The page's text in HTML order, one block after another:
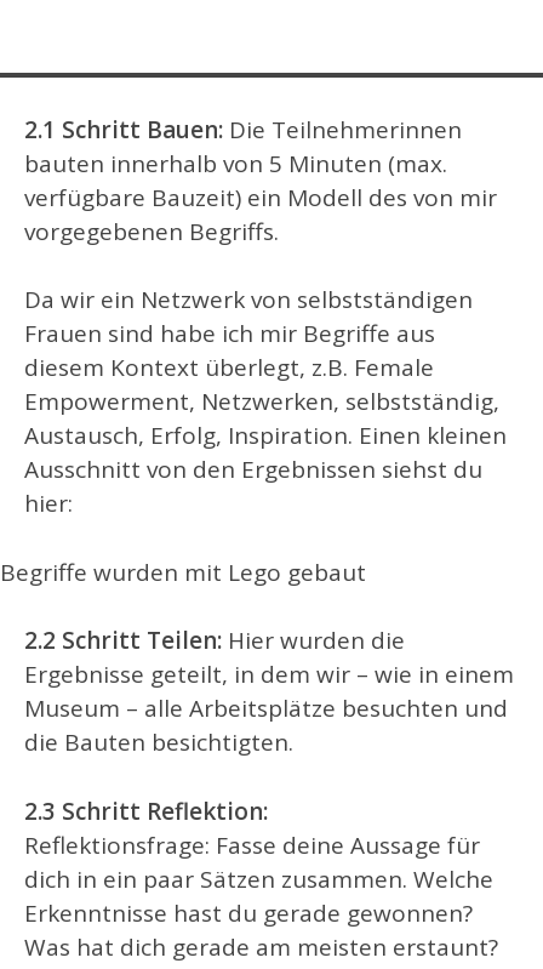
2.1 Schritt Bauen: Die Teilnehmerinnen
bauten innerhalb von 5 Minuten (max.
verfügbare Bauzeit) ein Modell des von mir
vorgegebenen Begriffs.
Da wir ein Netzwerk von selbstständigen
Frauen sind habe ich mir Begriffe aus
diesem Kontext überlegt, z.B. Female
Empowerment, Netzwerken, selbstständig,
Austausch, Erfolg, Inspiration. Einen kleinen
Ausschnitt von den Ergebnissen siehst du
hier:
Begriffe wurden mit Lego gebaut
2.2 Schritt Teilen: Hier wurden die
Ergebnisse geteilt, in dem wir – wie in einem
Museum – alle Arbeitsplätze besuchten und
die Bauten besichtigten.
2.3 Schritt Reflektion:
Reflektionsfrage: Fasse deine Aussage für
dich in ein paar Sätzen zusammen. Welche
Erkenntnisse hast du gerade gewonnen?
Was hat dich gerade am meisten erstaunt?